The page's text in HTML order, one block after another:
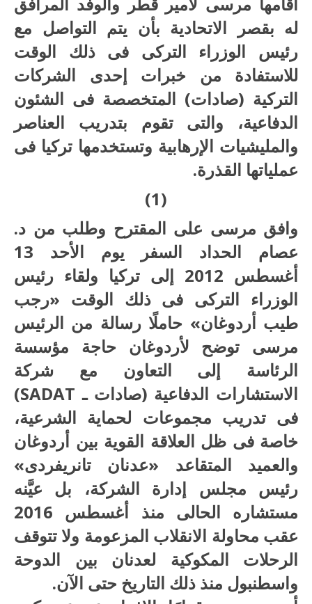
له بقصر الاتحادية بأن يتم التواصل مع
رئيس الوزراء التركى فى ذلك الوقت
للاستفادة من خبرات إحدى الشركات
التركية (صادات) المتخصصة فى الشئون
الدفاعية، والتى تقوم بتدريب العناصر
والمليشيات الإرهابية وتستخدمها تركيا فى
عملياتها القذرة.
وافق مرسى على المقترح وطلب من د.
عصام الحداد السفر يوم الأحد 13
أغسطس 2012 إلى تركيا ولقاء رئيس
الوزراء التركى فى ذلك الوقت «رجب
طيب أردوغان» حاملًا رسالة من الرئيس
مرسى توضح لأردوغان حاجة مؤسسة
الرئاسة إلى التعاون مع شركة
الاستشارات الدفاعية (صادات ـ SADAT)
فى تدريب مجموعات لحماية الشرعية،
خاصة فى ظل العلاقة القوية بين أردوغان
والعميد المتقاعد «عدنان تانريفردى»
رئيس مجلس إدارة الشركة، بل عيَّنه
مستشاره الحالى منذ أغسطس 2016
عقب محاولة الانقلاب المزعومة ولا تتوقف
الرحلات المكوكية لعدنان بين الدوحة
واسطنبول منذ ذلك التاريخ حتى الآن.